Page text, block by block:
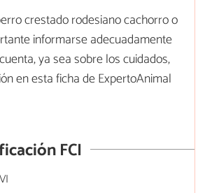
crestado rodesiano cachorro o
informarse adecuadamente
ya sea sobre los cuidados,
en esta ficha de ExpertoAnimal
FCI